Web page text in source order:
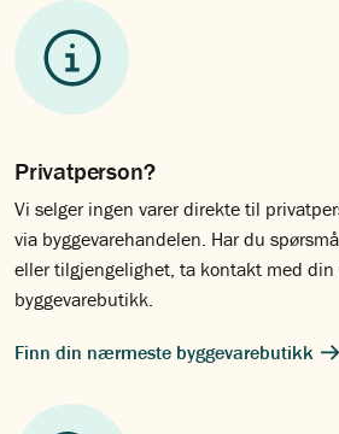
Privatperson?
Vi selger ingen varer direkte til
via byggevarehandelen. Har du
eller tilgjengelighet, ta kontakt med din
byggevarebutikk.
Finn din nærmeste byggevarebutikk